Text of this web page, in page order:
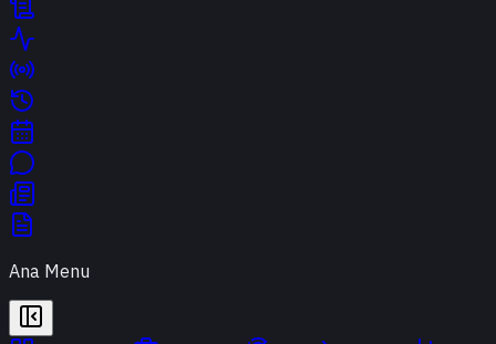
Ana Menu